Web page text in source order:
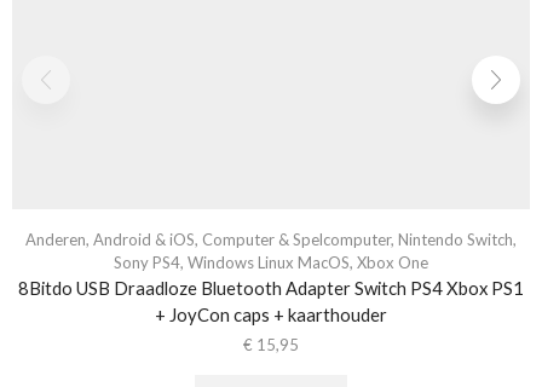
Anderen, Android & iOS, Computer & Spelcomputer, Nintendo Switch,
Sony PS4, Windows Linux MacOS, Xbox One
8Bitdo USB Draadloze Bluetooth Adapter Switch PS4 Xbox PS1
+ JoyCon caps + kaarthouder
€ 15,95